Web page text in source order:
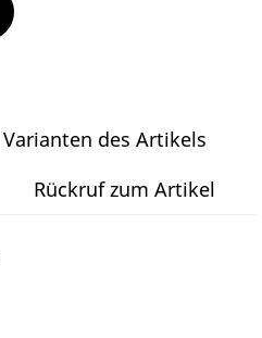
Varianten des Artikels
Rückruf zum Artikel